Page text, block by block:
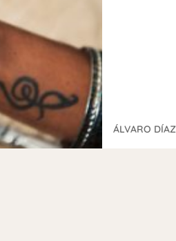
ÁLVARO DÍAZ